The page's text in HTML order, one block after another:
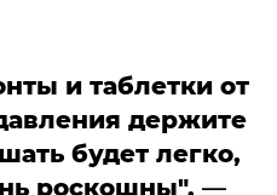
и таблетки от
держите
будет легко,
роскошны", —